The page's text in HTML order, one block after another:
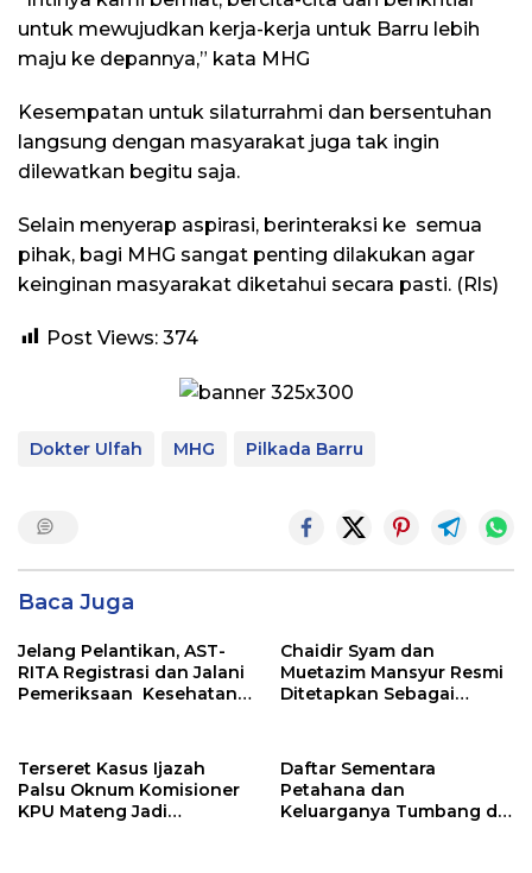
untuk mewujudkan kerja-kerja untuk Barru lebih
maju ke depannya,” kata MHG
Kesempatan untuk silaturrahmi dan bersentuhan
langsung dengan masyarakat juga tak ingin
dilewatkan begitu saja.
Selain menyerap aspirasi, berinteraksi ke semua
pihak, bagi MHG sangat penting dilakukan agar
keinginan masyarakat diketahui secara pasti. (Rls)
Post Views: 374
Dokter Ulfah MHG Pilkada Barru
Baca Juga
Jelang Pelantikan, AST-
RITA Registrasi dan Jalani
Pemeriksaan Kesehatan
Chaidir Syam dan
Muetazim Mansyur Resmi
Ditetapkan Sebagai
Terseret Kasus Ijazah
Palsu Oknum Komisioner
KPU Mateng Jadi
Daftar Sementara
Petahana dan
Keluarganya Tumbang di